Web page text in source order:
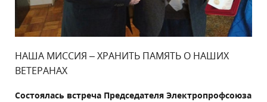
НАША МИССИЯ – ХРАНИТЬ ПАМЯТЬ О НАШИХ
ВЕТЕРАНАХ
Состоялась встреча Председателя Электропрофсоюза